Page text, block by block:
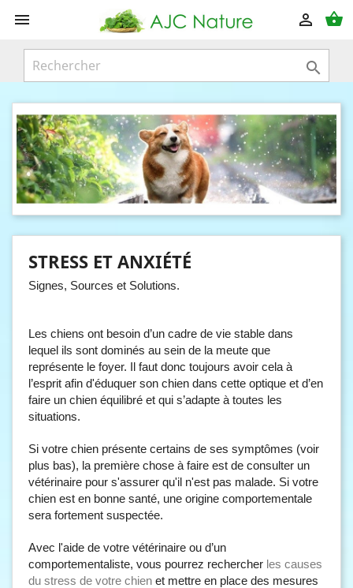
 shopping_basket


STRESS ET ANXIÉTÉ
Signes, Sources et Solutions.
Les chiens ont besoin d’un cadre de vie stable dans
lequel ils sont dominés au sein de la meute que
représente le foyer. Il faut donc toujours avoir cela à
l’esprit afin d'éduquer son chien dans cette optique et d’en
faire un chien équilibré et qui s’adapte à toutes les
situations.
Si votre chien présente certains de ses symptômes (voir
plus bas), la première chose à faire est de consulter un
vétérinaire pour s'assurer qu'il n'est pas malade. Si votre
chien est en bonne santé, une origine comportementale
sera fortement suspectée.
Avec l'aide de votre vétérinaire ou d’un
comportementaliste, vous pourrez rechercher les causes
du stress de votre chien et mettre en place des mesures